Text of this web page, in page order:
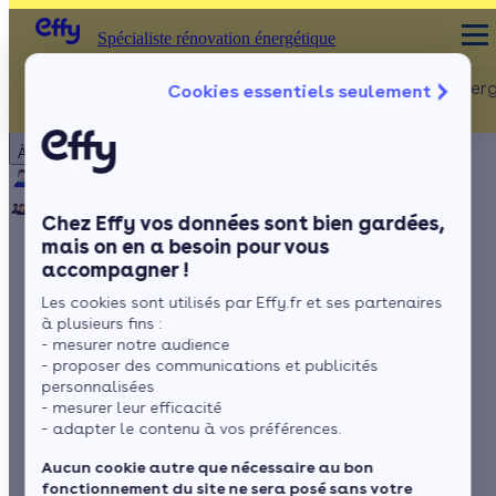
Cookies essentiels seulement
Chez Effy vos données sont bien gardées,
mais on en a besoin pour vous
accompagner !
Les cookies sont utilisés par Effy.fr et ses partenaires
à plusieurs fins :
- mesurer notre audience
- proposer des communications et publicités
personnalisées
- mesurer leur efficacité
- adapter le contenu à vos préférences.
Aucun cookie autre que nécessaire au bon
fonctionnement du site ne sera posé sans votre
À propos
Notre équipe
Rejoignez-nous Presse
Spécialiste rénovation énergétique Rénovation
Murs
Sols
Spécialiste rénovation énergétique
Le crédit d’impôt est-
il disponible pour vos
nouvelles fenêtres?
Lorraine Véron 6 min de lecture